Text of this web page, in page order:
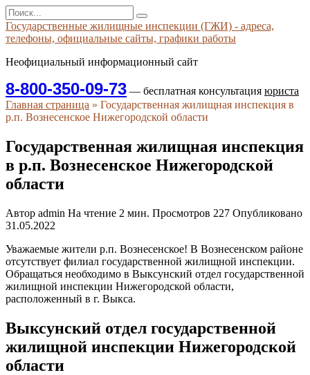
Перейти
к
содержанию
Search
for:
Государственные жилищные инспекции (ГЖИ) - адреса,
телефоны, официальные сайты, графики работы
Неофициальный информационный сайт
8-800-350-09-73 — бесплатная консультация юриста
Главная страница » Государственная жилищная инспекция в
р.п. Вознесенское Нижегородской области
Государственная жилищная инспекция
в р.п. Вознесенское Нижегородской
области
Автор admin На чтение 2 мин. Просмотров 227 Опубликовано
31.05.2022
Уважаемые жители р.п. Вознесенское! В Вознесенском районе
отсутствует филиал государственной жилищной инспекции.
Обращаться необходимо в Выксунский отдел государственной
жилищной инспекции Нижегородской области,
расположенный в г. Выкса.
Выксунский отдел государственной
жилищной инспекции Нижегородской
области